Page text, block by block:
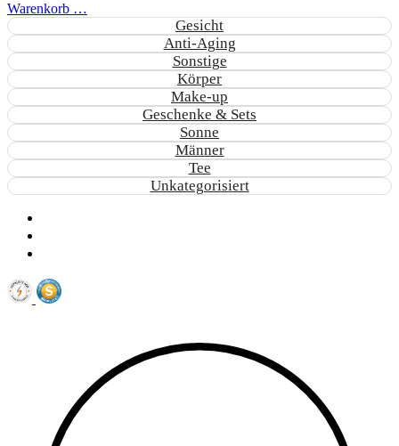
Warenkorb …
Gesicht
Anti-Aging
Sonstige
Körper
Make-up
Geschenke & Sets
Sonne
Männer
Tee
Unkategorisiert